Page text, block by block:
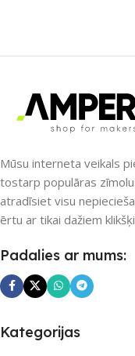
PIEEJAMS UZREIZ
SKAITS
Mūsu interneta veikals
tostarp populāras
atradīsiet visu
ērtu ar tikai dažiem
Padalies ar mums:
Kategorijas